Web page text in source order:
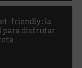
friendly: la
para disfrutar